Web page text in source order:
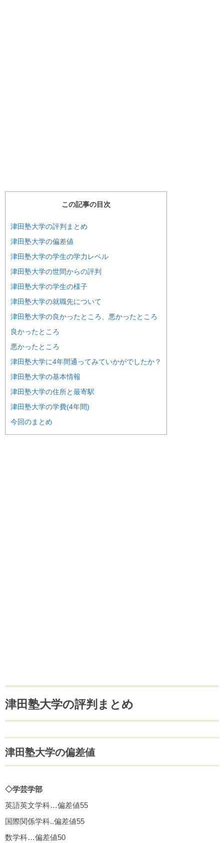
この記事の目次
津田塾大学の評判まとめ
津田塾大学の偏差値
津田塾大学の学生の学力レベル
津田塾大学の世間からの評判
津田塾大学の学生の様子
津田塾大学の就職先について
津田塾大学の良かったところ、悪かったところ
良かったところ
悪かったところ
津田塾大学に4年間通ってみていかがでしたか？
津田塾大学の基本情報
津田塾大学の住所と最寄駅
津田塾大学の学費(4年間)
今回のまとめ
津田塾大学の評判まとめ
津田塾大学の偏差値
◇学芸学部
英語英文学科…偏差値55
国際関係学科..偏差値55
数学科…偏差値50